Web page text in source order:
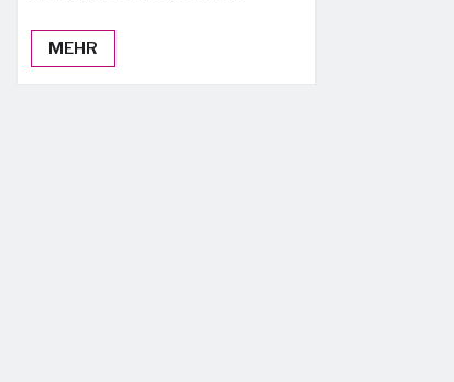
MEHR